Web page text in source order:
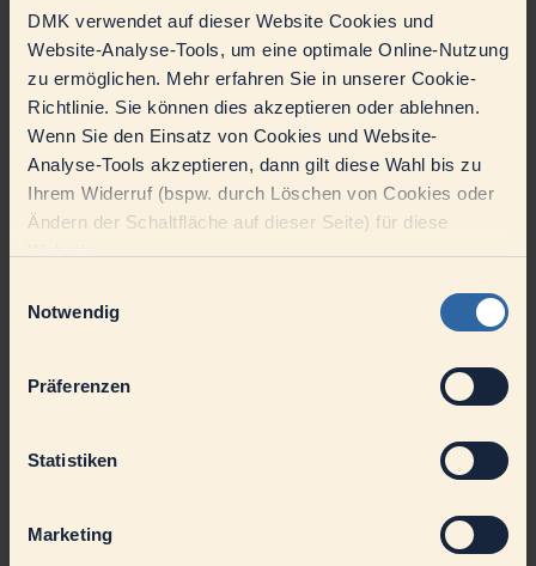
DMK verwendet auf dieser Website Cookies und
Website-Analyse-Tools, um eine optimale Online-Nutzung
zu ermöglichen. Mehr erfahren Sie in unserer Cookie-
Richtlinie. Sie können dies akzeptieren oder ablehnen.
Wenn Sie den Einsatz von Cookies und Website-
Analyse-Tools akzeptieren, dann gilt diese Wahl bis zu
Ihrem Widerruf (bspw. durch Löschen von Cookies oder
Ändern der Schaltfläche auf dieser Seite) für diese
Notwendig
Präferenzen
Statistiken
Marketing
Passt zu uns | Ihr Profil
Erfolgreiche Ausbildung mit Schwerpunkt
Lebensmittelverarbeitung oder mit technischem Hintergrund
Ausgeprägtes Hygienebewusstsein
Bereitschaft im 4-Schichtbetrieb sowie am Wochenende und
an Feiertagen zu arbeiten
Starker Teamgedanke
Selbstständige Arbeitsweise
Überzeugt ganz sicher | Unser Angebot
Schicht-, Wochenend- und Feiertagsarbeit – wir wissen, wie
Konkret sind Sie 38 Stunden pro Woche bei uns im Einsatz –
Urlaub, 3 Tagen Umkleidezeit plus Ausgleichstagen rechnen.
Außerdem profitieren Sie von attraktiven Mitarbeiterrabatten
über Corporate Benefits und von unserem vergünstigten
Freuen Sie sich auf eine Unternehmenskultur, in der Sie als Mensch